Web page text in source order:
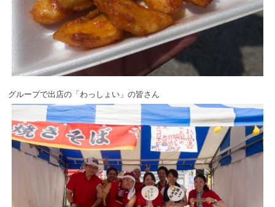
グループで出店の「わっしょい」の皆さん